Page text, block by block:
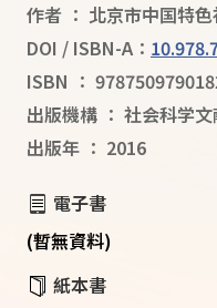
作者 ： 北京市中国特
DOI / ISBN-A：
ISBN ：
出版機構 ： 社会科学
出版年 ： 2016
電子書
(暫無資料)
紙本書